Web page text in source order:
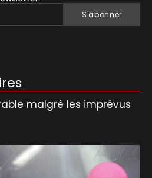
S'abonner
malgré les imprévus